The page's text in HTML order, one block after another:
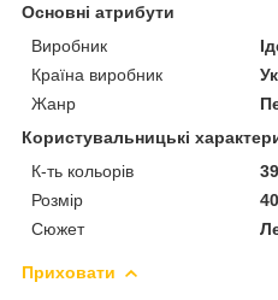
Основні атрибути
Виробник
Країна виробник
Жанр
Користувальницькі
К-ть кольорiв
39
Розмір
Сюжет
Приховати